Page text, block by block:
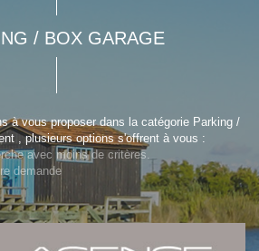
/ BOX GARAGE
à vous proposer dans la catégorie Parking /
, plusieurs options s'offrent à vous :
avec moins de critères.
demande